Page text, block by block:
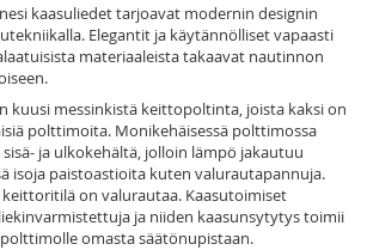
kaasuliedet tarjoavat modernin designin
Elegantit ja käytännölliset vapaasti
materiaaleista takaavat nautinnon
kuusi messinkistä keittopoltinta, joista kaksi on
polttimoita. Monikehäisessä polttimossa
ja ulkokehältä, jolloin lämpö jakautuu
isoja paistoastioita kuten valurautapannuja.
on valurautaa. Kaasutoimiset
ja niiden kaasunsytytys toimii
omasta säätönupistaan.